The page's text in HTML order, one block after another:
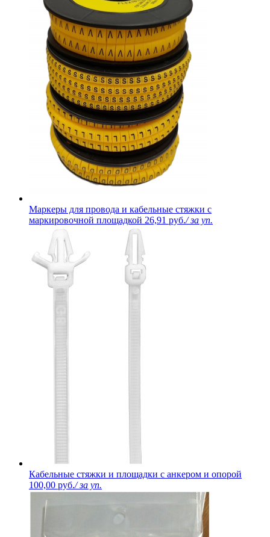
Маркеры для провода и кабельные стяжки с
маркировочной площадкой 26,91 руб./ за уп.
Кабельные стяжки и площадки с анкером и опорой
100,00 руб./ за уп.